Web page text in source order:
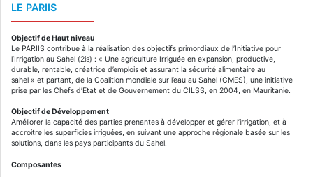
LE PARIIS
Objectif de Haut niveau
Le PARIIS contribue à la réalisation des objectifs primordiaux de l’Initiative pour
l’Irrigation au Sahel (2is) : « Une agriculture Irriguée en expansion, productive,
durable, rentable, créatrice d’emplois et assurant la sécurité alimentaire au
sahel » et partant, de la Coalition mondiale sur l’eau au Sahel (CMES), une initiative
prise par les Chefs d’Etat et de Gouvernement du CILSS, en 2004, en Mauritanie.
Objectif de Développement
Améliorer la capacité des parties prenantes à développer et gérer l’irrigation, et à
accroitre les superficies irriguées, en suivant une approche régionale basée sur les
solutions, dans les pays participants du Sahel.
Composantes